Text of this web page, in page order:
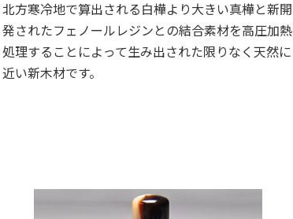
北方寒冷地で算出される白樺より大きい真樺と新開
発されたフェノールレジンとの結合素材を高圧加熱
処理することによって生み出された限りなく天然に
近い新木材です。